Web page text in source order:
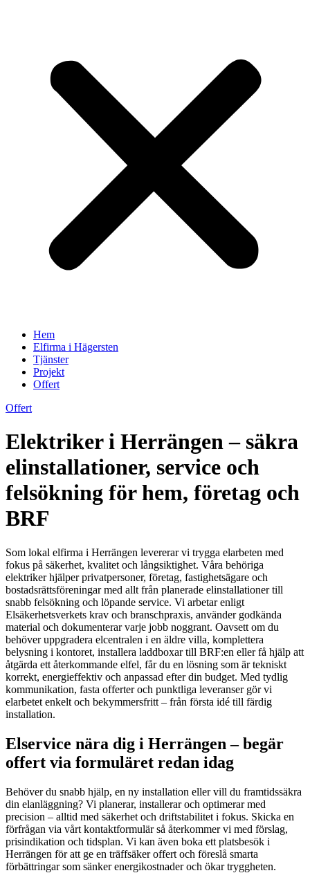
Hem
Elfirma i Hägersten
Tjänster
Projekt
Offert
Offert
Elektriker i Herrängen – säkra
elinstallationer, service och
felsökning för hem, företag och
BRF
Som lokal elfirma i Herrängen levererar vi trygga elarbeten med
fokus på säkerhet, kvalitet och långsiktighet. Våra behöriga
elektriker hjälper privatpersoner, företag, fastighetsägare och
bostadsrättsföreningar med allt från planerade elinstallationer till
snabb felsökning och löpande service. Vi arbetar enligt
Elsäkerhetsverkets krav och branschpraxis, använder godkända
material och dokumenterar varje jobb noggrant. Oavsett om du
behöver uppgradera elcentralen i en äldre villa, komplettera
belysning i kontoret, installera laddboxar till BRF:en eller få hjälp att
åtgärda ett återkommande elfel, får du en lösning som är tekniskt
korrekt, energieffektiv och anpassad efter din budget. Med tydlig
kommunikation, fasta offerter och punktliga leveranser gör vi
elarbetet enkelt och bekymmersfritt – från första idé till färdig
installation.
Elservice nära dig i Herrängen – begär
offert via formuläret redan idag
Behöver du snabb hjälp, en ny installation eller vill du framtidssäkra
din elanläggning? Vi planerar, installerar och optimerar med
precision – alltid med säkerhet och driftstabilitet i fokus. Skicka en
förfrågan via vårt kontaktformulär så återkommer vi med förslag,
prisindikation och tidsplan. Vi kan även boka ett platsbesök i
Herrängen för att ge en träffsäker offert och föreslå smarta
förbättringar som sänker energikostnader och ökar tryggheten.